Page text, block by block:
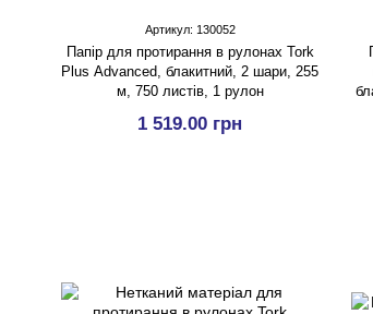
Артикул: 130052
Папір для протирання в рулонах Tork
Plus Advanced, блакитний, 2 шари, 255
м, 750 листів, 1 рулон
1 519.00 грн